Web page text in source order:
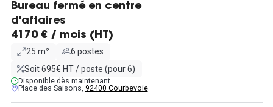
Bureau fermé en centre
d'affaires
4170 € / mois (HT)
25 m²
6 postes
Soit 695€ HT / poste (pour 6)
Disponible dès maintenant
Place des Saisons, 92400 Courbevoie